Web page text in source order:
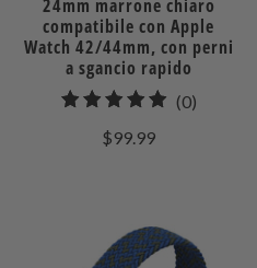
24mm marrone chiaro
compatibile con Apple
Watch 42/44mm, con perni
a sgancio rapido
(0)0
$99.99